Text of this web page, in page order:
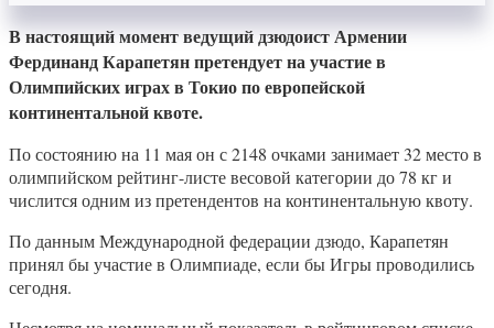
В настоящий момент ведущий дзюдоист Армении
Фердинанд Карапетян претендует на участие в
Олимпийских играх в Токио по европейской
континентальной квоте.
По состоянию на 11 мая он с 2148 очками занимает 32 место в
олимпийском рейтинг-листе весовой категории до 78 кг и
числится одним из претендентов на континентальную квоту.
По данным Международной федерации дзюдо, Карапетян
принял бы участие в Олимпиаде, если бы Игры проводились
сегодня.